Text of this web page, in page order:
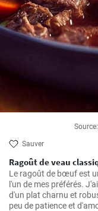
Sauver
Ragoût de veau
Le ragoût de bœuf est
l'un de mes préférés.
d'un plat charnu et
peu de patience et